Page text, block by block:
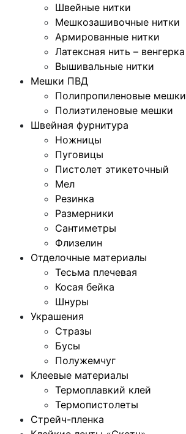
Швейные нитки
Мешкозашивочные нитки
Армированные нитки
Латексная нить – венгерка
Вышивальные нитки
Мешки ПВД
Полипропиленовые мешки
Полиэтиленовые мешки
Швейная фурнитура
Ножницы
Пуговицы
Пистолет этикеточный
Мел
Резинка
Размерники
Сантиметры
Флизелин
Отделочные материалы
Тесьма плечевая
Косая бейка
Шнуры
Украшения
Стразы
Бусы
Полужемчуг
Клеевые материалы
Термоплавкий клей
Термопистолеты
Стрейч-пленка